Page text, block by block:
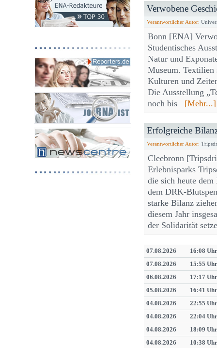
Verwobene
Verantwortlicher Autor:
Bonn [ENA]
Studentisches
Natur und
Museum. Textilien
Kulturen und
Die Ausstellung
noch bis [Mehr...]
Erfolgreiche
Verantwortlicher Autor:
Cleebronn
Erlebnisparks
die sich heute
dem DRK-
starke Bilanz
diesem Jahr
der Solidarität
07.08.2026
16:08 Uhr
07.08.2026
15:55 Uhr
06.08.2026
17:17 Uhr
05.08.2026
16:41 Uhr
04.08.2026
22:55 Uhr
04.08.2026
22:04 Uhr
04.08.2026
18:09 Uhr
04.08.2026
10:38 Uhr